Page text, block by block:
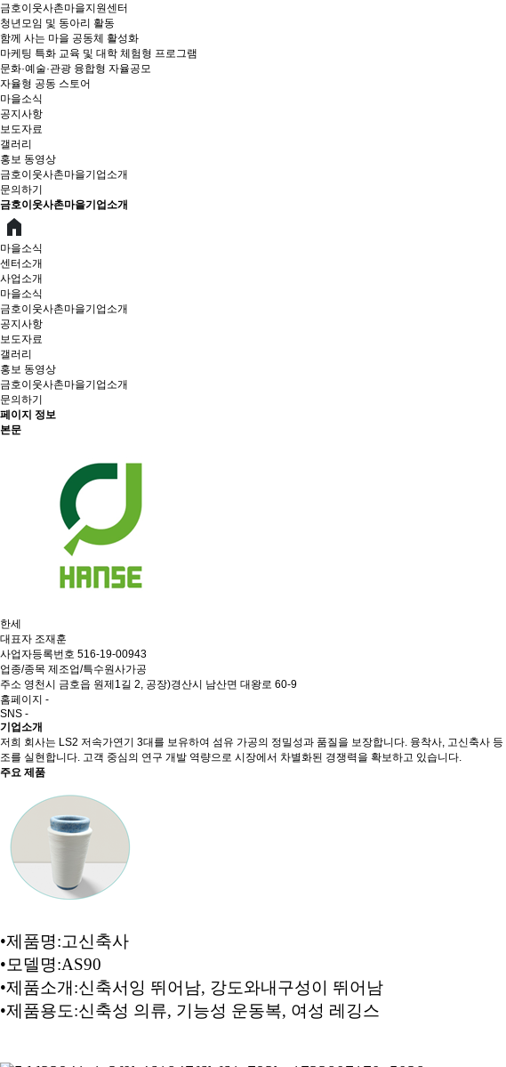
금호이웃사촌마을지원센터
청년모임 및 동아리 활동
함께 사는 마을 공동체 활성화
마케팅 특화 교육 및 대학 체험형 프로그램
문화·예술·관광 융합형 자율공모
자율형 공동 스토어
마을소식
공지사항
보도자료
갤러리
홍보 동영상
금호이웃사촌마을기업소개
문의하기
금호이웃사촌마을기업소개
마을소식
센터소개
사업소개
마을소식
금호이웃사촌마을기업소개
공지사항
보도자료
갤러리
홍보 동영상
금호이웃사촌마을기업소개
문의하기
페이지 정보
본문
한세
대표자 조재훈
사업자등록번호 516-19-00943
업종/종목 제조업/특수원사가공
주소 영천시 금호읍 원제1길 2, 공장)경산시 남산면 대왕로 60-9
홈페이지 -
SNS -
기업소개
저희 회사는 LS2 저속가연기 3대를 보유하여 섬유 가공의 정밀성과 품질을 보장합니다. 융착사, 고신축사
조를 실현합니다. 고객 중심의 연구 개발 역량으로 시장에서 차별화된 경쟁력을 확보하고 있습니다.
주요 제품
•제품명:고신축사
•모델명:AS90
•제품소개:신축서잉 뛰어남, 강도와내구성이 뛰어남
•제품용도:신축성 의류, 기능성 운동복, 여성 레깅스